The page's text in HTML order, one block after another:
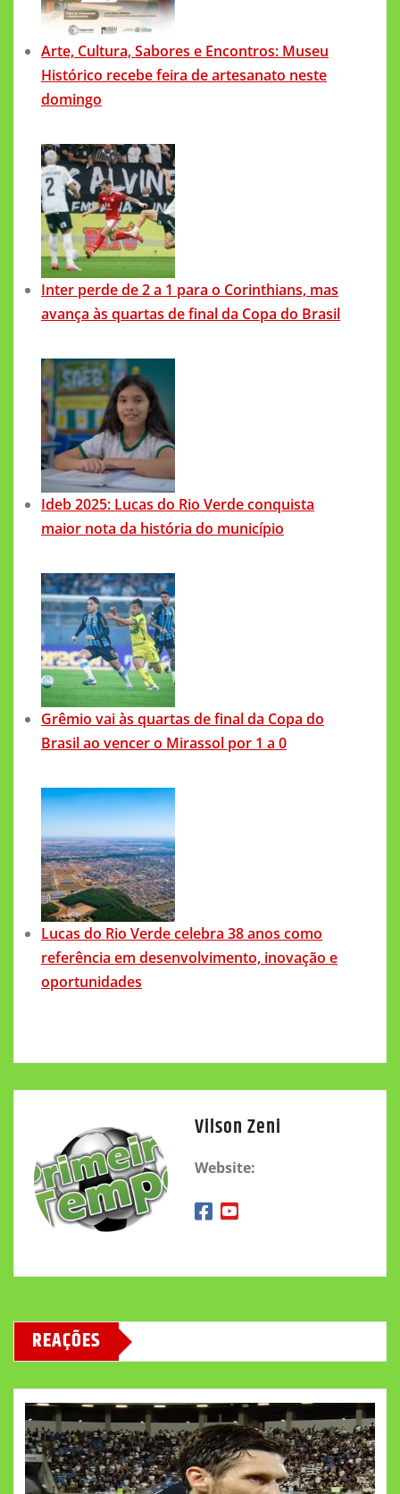
Arte, Cultura, Sabores e Encontros: Museu
Histórico recebe feira de artesanato neste
domingo
Inter perde de 2 a 1 para o Corinthians, mas
avança às quartas de final da Copa do Brasil
Ideb 2025: Lucas do Rio Verde conquista
maior nota da história do município
Grêmio vai às quartas de final da Copa do
Brasil ao vencer o Mirassol por 1 a 0
Lucas do Rio Verde celebra 38 anos como
referência em desenvolvimento, inovação e
oportunidades
Vilson Zeni
Website:
REAÇÕES